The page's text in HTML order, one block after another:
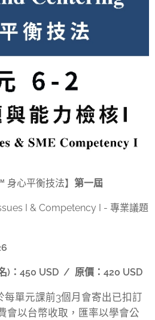
心平衡技法】 第一屆
I & Competency I - 專業議題
)：450 USD / 原價：420 USD
每單元課前3個月會寄出已扣訂
會以台幣收取 ，匯率以學會公